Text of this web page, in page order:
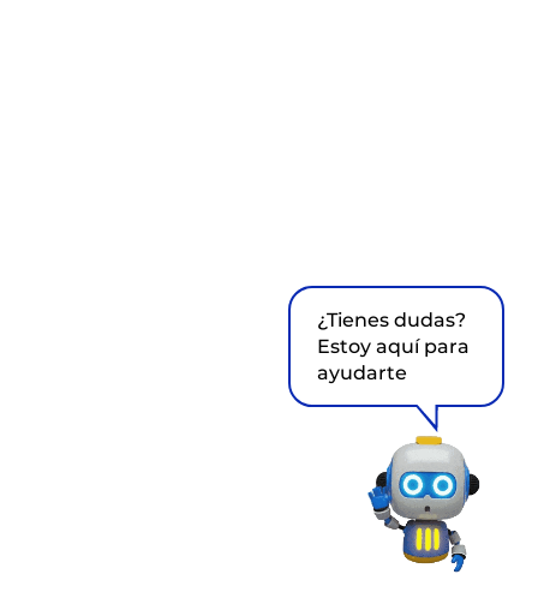
¿Tienes dudas?
Estoy aquí para
ayudarte